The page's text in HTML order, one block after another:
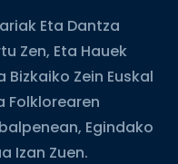
Eta Dantza
Zen, Eta Hauek
Zein Euskal
Folklorearen
Egindako
Izan Zuen.